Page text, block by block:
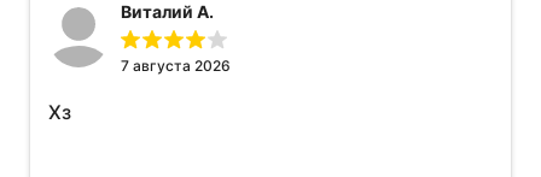
Виталий А.
7 августа 2026
Хз